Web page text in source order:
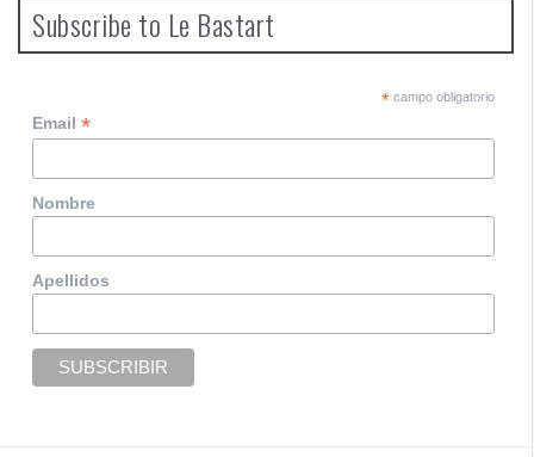
Subscribe to Le Bastart
*campo obligatorio
Email*
Nombre
Apellidos